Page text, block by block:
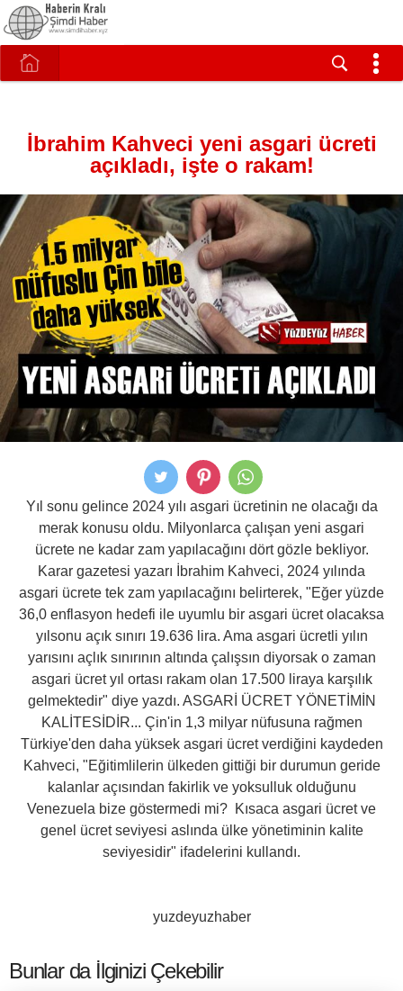
İbrahim Kahveci yeni asgari ücreti
açıkladı, işte o rakam!
Yıl sonu gelince 2024 yılı asgari ücretinin ne olacağı da
merak konusu oldu. Milyonlarca çalışan yeni asgari
ücrete ne kadar zam yapılacağını dört gözle bekliyor.
Karar gazetesi yazarı İbrahim Kahveci, 2024 yılında
asgari ücrete tek zam yapılacağını belirterek, "Eğer yüzde
36,0 enflasyon hedefi ile uyumlu bir asgari ücret olacaksa
yılsonu açık sınırı 19.636 lira. Ama asgari ücretli yılın
yarısını açlık sınırının altında çalışsın diyorsak o zaman
asgari ücret yıl ortası rakam olan 17.500 liraya karşılık
gelmektedir" diye yazdı. ASGARİ ÜCRET YÖNETİMİN
KALİTESİDİR... Çin'in 1,3 milyar nüfusuna rağmen
Türkiye'den daha yüksek asgari ücret verdiğini kaydeden
Kahveci, "Eğitimlilerin ülkeden gittiği bir durumun geride
kalanlar açısından fakirlik ve yoksulluk olduğunu
Venezuela bize göstermedi mi? Kısaca asgari ücret ve
genel ücret seviyesi aslında ülke yönetiminin kalite
seviyesidir" ifadelerini kullandı.
yuzdeyuzhaber
Bunlar da İlginizi Çekebilir